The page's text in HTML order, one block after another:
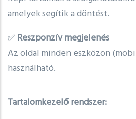
amelyek segítik a döntést.
✅Reszponzív megjelenés
Az oldal minden eszközön
használható.
Tartalomkezelő rendszer: